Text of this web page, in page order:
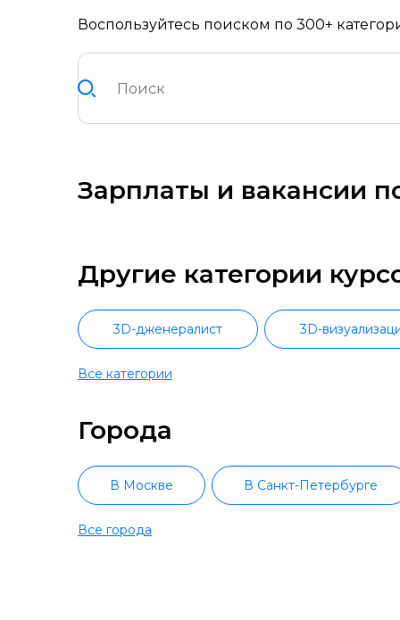
Воспользуйтесь поиском по 300+
Зарплаты и вакансии
Другие категории
3D-дженералист 3D-
CorelDraw
Продуктовый дизайн
Векторная графика
Все категории
Города
В Москве В Санкт-Петербурге
В Челябинске
Все города